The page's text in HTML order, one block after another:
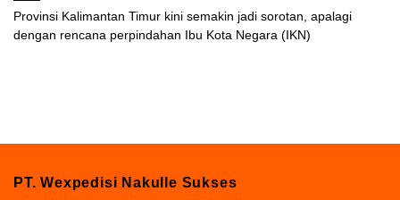
Provinsi Kalimantan Timur kini semakin jadi sorotan, apalagi
dengan rencana perpindahan Ibu Kota Negara (IKN)
PT. Wexpedisi Nakulle Sukses